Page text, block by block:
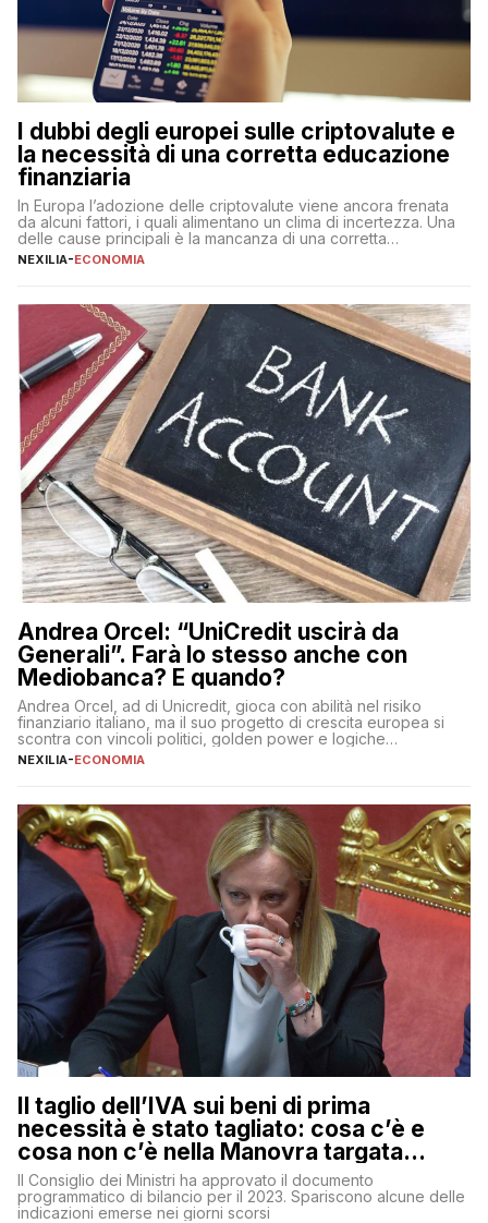
I dubbi degli europei sulle criptovalute e
la necessità di una corretta educazione
finanziaria
In Europa l’adozione delle criptovalute viene ancora frenata
da alcuni fattori, i quali alimentano un clima di incertezza. Una
delle cause principali è la mancanza di una corretta
educazione finanziaria, che impedisce ad una larga parte della
sulle criptovalute: […]
NEXILIA-ECONOMIA
Andrea Orcel: “UniCredit uscirà da
Generali”. Farà lo stesso anche con
Mediobanca? E quando?
Andrea Orcel, ad di Unicredit, gioca con abilità nel risiko
finanziario italiano, ma il suo progetto di crescita europea si
scontra con vincoli politici, golden power e logiche
protezionistiche. Orcel e la mossa su Generali Andrea Orcel,
NEXILIA-ECONOMIA
Il taglio dell’IVA sui beni di prima
necessità è stato tagliato: cosa c’è e
cosa non c’è nella Manovra targata
Meloni
Il Consiglio dei Ministri ha approvato il documento
programmatico di bilancio per il 2023. Spariscono alcune delle
indicazioni emerse nei giorni scorsi